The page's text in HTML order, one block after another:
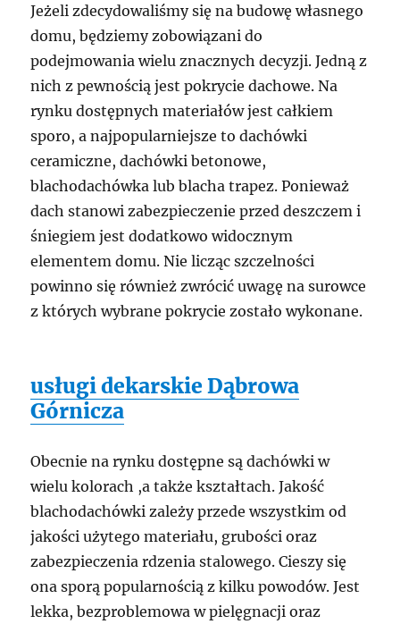
Jeżeli zdecydowaliśmy się na budowę własnego
domu, będziemy zobowiązani do
podejmowania wielu znacznych decyzji. Jedną z
nich z pewnością jest pokrycie dachowe. Na
rynku dostępnych materiałów jest całkiem
sporo, a najpopularniejsze to dachówki
ceramiczne, dachówki betonowe,
blachodachówka lub blacha trapez. Ponieważ
dach stanowi zabezpieczenie przed deszczem i
śniegiem jest dodatkowo widocznym
elementem domu. Nie licząc szczelności
powinno się również zwrócić uwagę na surowce
z których wybrane pokrycie zostało wykonane.
usługi dekarskie Dąbrowa
Górnicza
Obecnie na rynku dostępne są dachówki w
wielu kolorach ,a także kształtach. Jakość
blachodachówki zależy przede wszystkim od
jakości użytego materiału, grubości oraz
zabezpieczenia rdzenia stalowego. Cieszy się
ona sporą popularnością z kilku powodów. Jest
lekka, bezproblemowa w pielęgnacji oraz